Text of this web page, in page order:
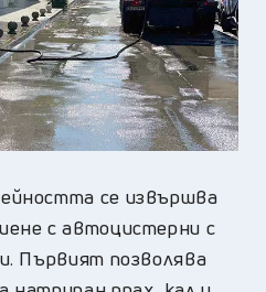
се извършва
с автоцистерни с
Първият позволява